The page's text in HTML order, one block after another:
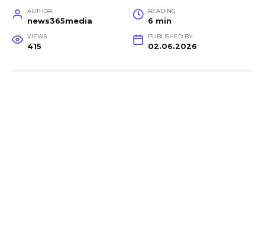
AUTHOR
news365media
READING
6 min
VIEWS
415
PUBLISHED BY
02.06.2026